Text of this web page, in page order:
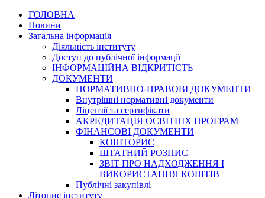
ГОЛОВНА
Новини
Загальна інформація
Діяльність інституту
Доступ до публічної інформації
ІНФОРМАЦІЙНА ВІДКРИТІСТЬ
ДОКУМЕНТИ
НОРМАТИВНО-ПРАВОВІ ДОКУМЕНТИ
Внутрішні нормативні документи
Ліцензії та сертифікати
АКРЕДИТАЦІЯ ОСВІТНІХ ПРОГРАМ
ФІНАНСОВІ ДОКУМЕНТИ
КОШТОРИС
ШТАТНИЙ РОЗПИС
ЗВІТ ПРО НАДХОДЖЕННЯ І
ВИКОРИСТАННЯ КОШТІВ
Публічні закупівлі
Літопис інституту